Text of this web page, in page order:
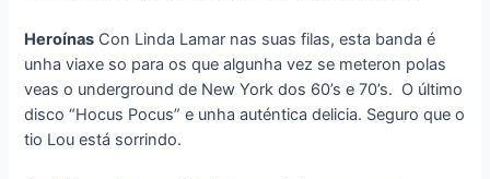
Heroínas Con Linda Lamar nas suas filas, esta banda é
unha viaxe so para os que algunha vez se meteron polas
veas o underground de New York dos 60’s e 70’s. O último
disco “Hocus Pocus” e unha auténtica delicia. Seguro que o
tio Lou está sorrindo.